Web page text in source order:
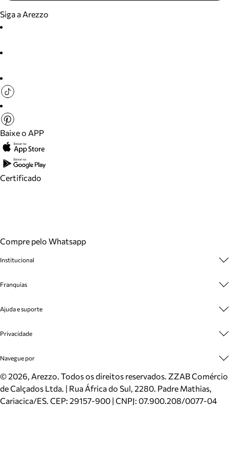
Siga a Arezzo
Baixe o APP
Certificado
Compre pelo Whatsapp
Institucional
Cashback
Venda Corporativa
Mapa do Site
Inverno
Mundo Arezzo
Franquias
Plano de Negócio
Ajuda e suporte
Cadastro
Meus Pedidos
Trocas e Devoluções
Cartão Presente
Localizador de lojas
Privacidade
Politica e Privacidade
Navegue por
Sapatos
Bolsas
Scarpins
©2026, Arezzo. Todos os direitos reservados. ZZAB Comércio
de Calçados Ltda. | Rua África do Sul, 2280. Padre Mathias,
Cariacica/ES. CEP: 29157-900 | CNPJ: 07.900.208/0077-04